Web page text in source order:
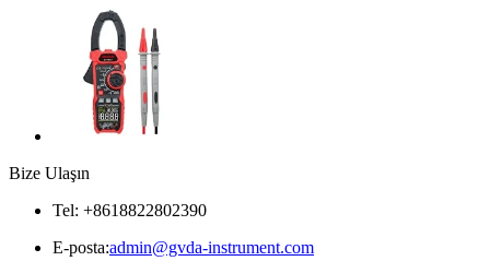
Bize Ulaşın
Tel: +8618822802390
E-posta:admin@gvda-instrument.com